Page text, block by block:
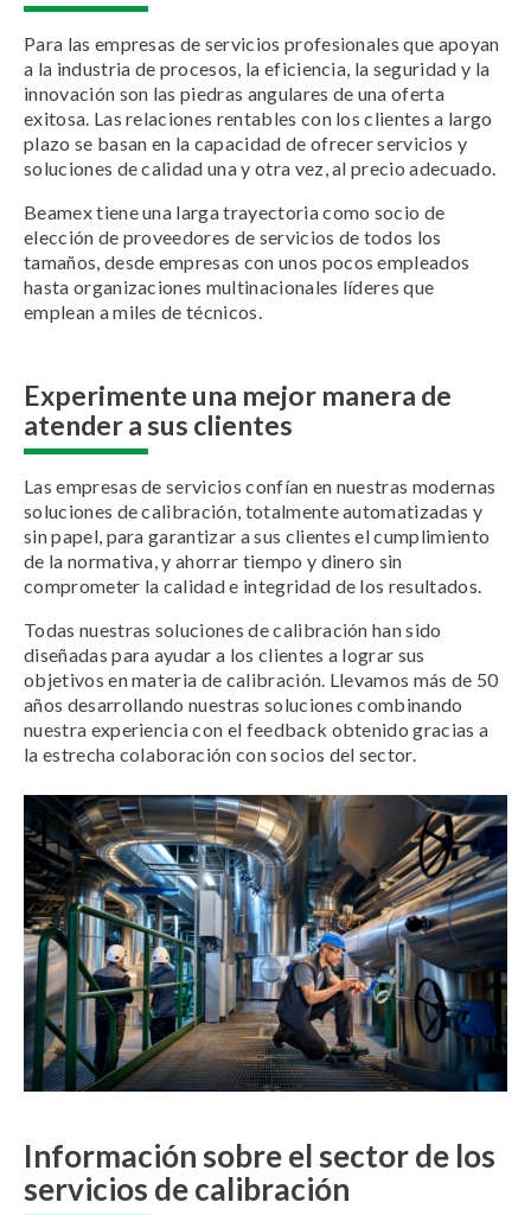
Para las empresas de servicios profesionales que apoyan
a la industria de procesos, la eficiencia, la seguridad y la
innovación son las piedras angulares de una oferta
exitosa. Las relaciones rentables con los clientes a largo
plazo se basan en la capacidad de ofrecer servicios y
soluciones de calidad una y otra vez, al precio adecuado.
Beamex tiene una larga trayectoria como socio de
elección de proveedores de servicios de todos los
tamaños, desde empresas con unos pocos empleados
hasta organizaciones multinacionales líderes que
emplean a miles de técnicos.
Experimente una mejor manera de
atender a sus clientes
Las empresas de servicios confían en nuestras modernas
soluciones de calibración, totalmente automatizadas y
sin papel, para garantizar a sus clientes el cumplimiento
de la normativa, y ahorrar tiempo y dinero sin
comprometer la calidad e integridad de los resultados.
Todas nuestras soluciones de calibración han sido
diseñadas para ayudar a los clientes a lograr sus
objetivos en materia de calibración. Llevamos más de 50
años desarrollando nuestras soluciones combinando
nuestra experiencia con el feedback obtenido gracias a
la estrecha colaboración con socios del sector.
Información sobre el sector de los
servicios de calibración